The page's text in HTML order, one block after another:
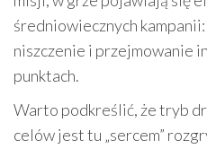
średniowiecznych
niszczenie i przejmowanie
punktach.
Warto podkreślić, że tryb
celów jest tu „sercem”